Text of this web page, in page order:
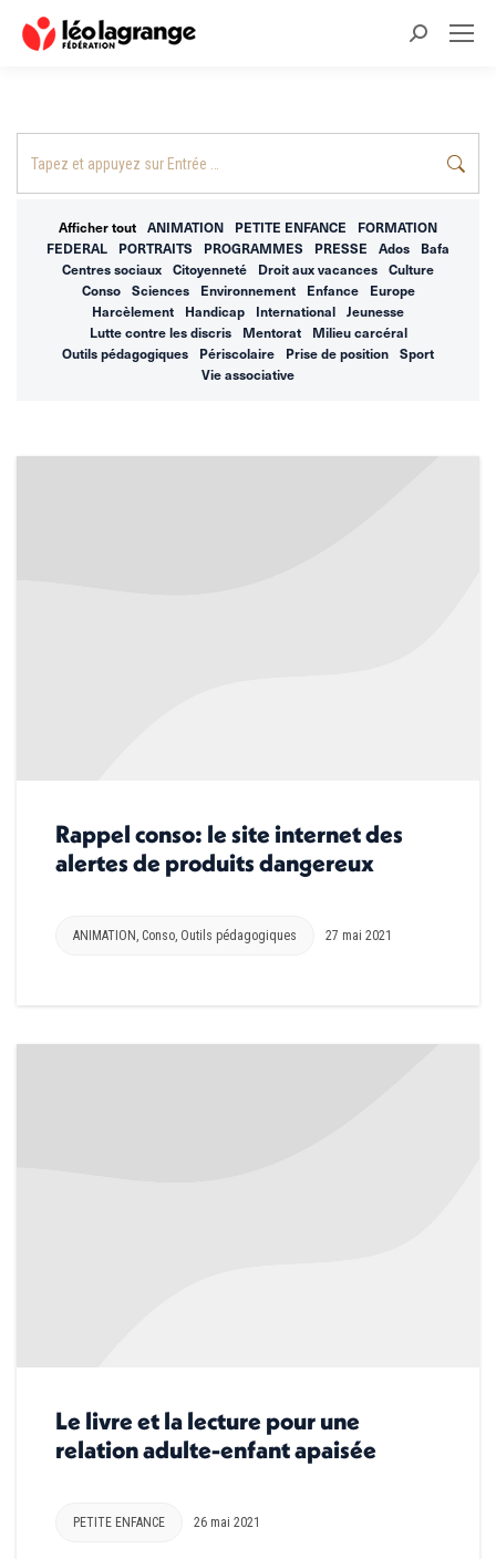
Recherche
Afficher tout ANIMATION PETITE ENFANCE
FORMATION
FEDERAL
PORTRAITS PROGRAMMES PRESSE Ados
Bafa
Centres sociaux
Citoyenneté Droit aux vacances
Culture
Conso
Sciences Environnement Enfance
Europe
Harcèlement
Handicap International
Jeunesse
Lutte contre les discris
Mentorat
Milieu carcéral
Outils pédagogiques
Périscolaire Prise de position
Sport
Vie associative
Rappel conso: le site internet des
alertes de produits dangereux
ANIMATION Conso Outils pédagogiques 27 mai 2021
Le livre et la lecture pour une
relation adulte-enfant apaisée
PETITE ENFANCE 26 mai 2021